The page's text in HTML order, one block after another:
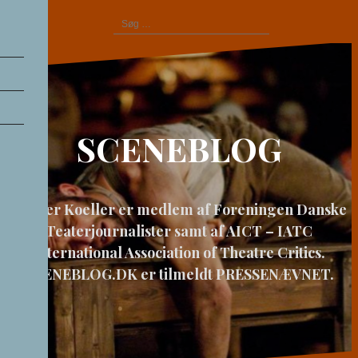
Søg
efter:
SCENEBLOG
Casper Koeller er medlem af Foreningen Danske
Teaterjournalister samt af AICT – IATC
International Association of Theatre Critics.
SCENEBLOG.DK er tilmeldt PRESSENÆVNET.